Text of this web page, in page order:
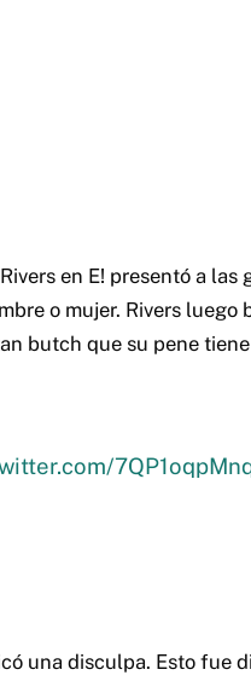
en E! presentó a las
o mujer. Rivers luego
butch que su pene tiene
una disculpa. Esto fue